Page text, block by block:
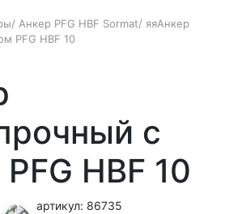
/ Анкер PFG HBF Sormat/ яяАнкер
PFG HBF 10
с
HBF 10
артикул: 86735